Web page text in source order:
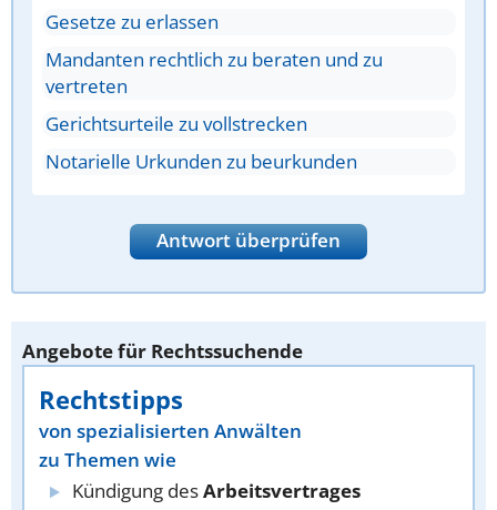
Gesetze zu erlassen
Mandanten rechtlich zu beraten und zu
vertreten
Gerichtsurteile zu vollstrecken
Notarielle Urkunden zu beurkunden
Antwort überprüfen
Angebote für Rechtssuchende
Rechtstipps
von spezialisierten Anwälten
zu Themen wie
Kündigung desArbeitsvertrages